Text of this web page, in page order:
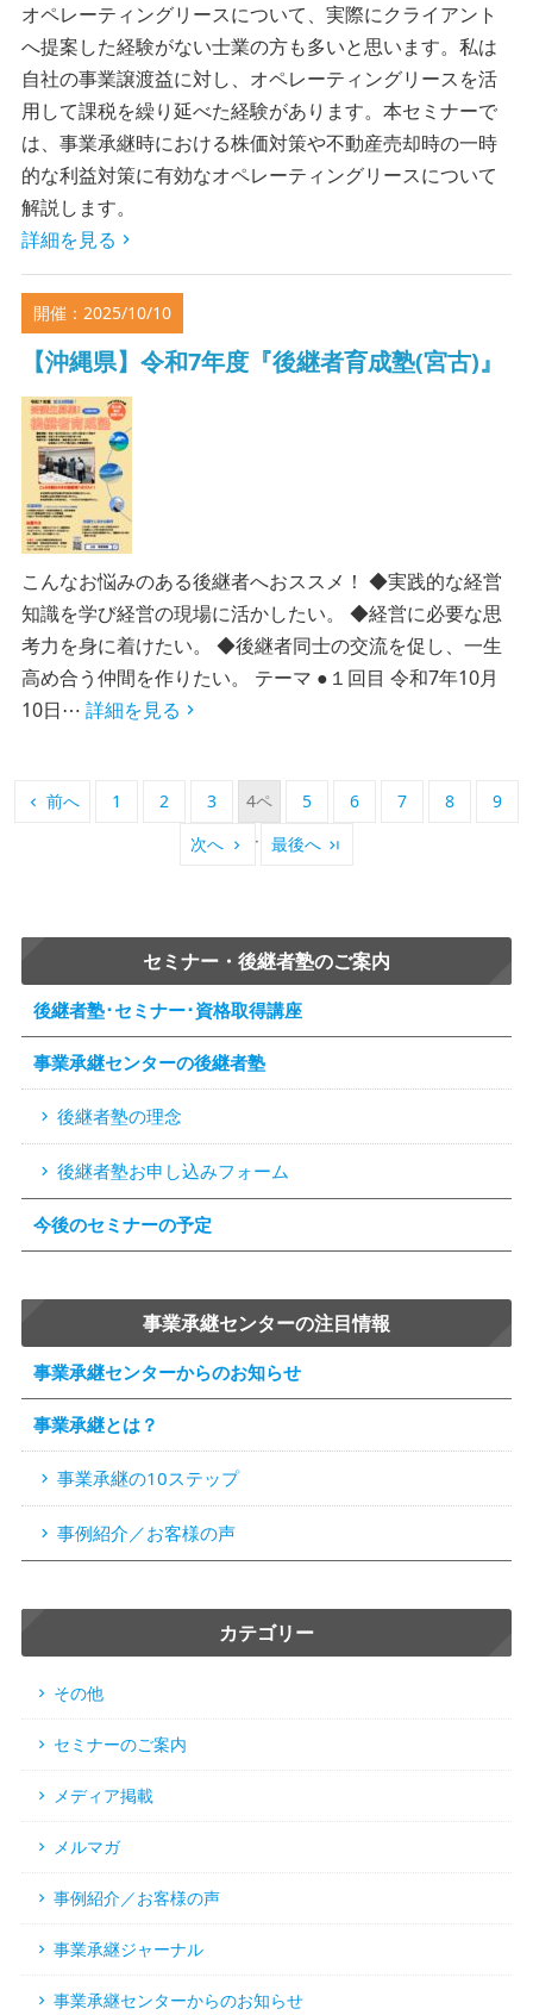
オペレーティングリースについて、実際にクライアント
へ提案した経験がない士業の方も多いと思います。私は
自社の事業譲渡益に対し、オペレーティングリースを活
用して課税を繰り延べた経験があります。本セミナーで
は、事業承継時における株価対策や不動産売却時の一時
的な利益対策に有効なオペレーティングリースについて
解説します。
詳細を見る
開催：2025/10/10
【沖縄県】令和7年度『後継者育成塾(宮古)』
こんなお悩みのある後継者へおススメ！ ◆実践的な経営
知識を学び経営の現場に活かしたい。 ◆経営に必要な思
考力を身に着けたい。 ◆後継者同士の交流を促し、一生
高め合う仲間を作りたい。 テーマ ●１回目 令和7年10月
10日⋯ 詳細を見る
前へ 1 2 3 4 5 6 7 8
9
次へ
最後へ
セミナー・後継者塾のご案内
後継者塾･セミナー･資格取得講座
事業承継センターの後継者塾
後継者塾の理念
後継者塾お申し込みフォーム
今後のセミナーの予定
事業承継センターの注目情報
事業承継センターからのお知らせ
事業承継とは？
事業承継の10ステップ
事例紹介／お客様の声
カテゴリー
その他
セミナーのご案内
メディア掲載
メルマガ
事例紹介／お客様の声
事業承継ジャーナル
事業承継センターからのお知らせ